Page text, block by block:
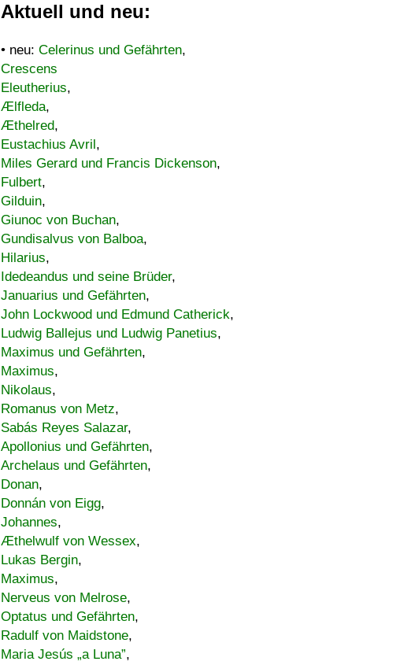
Aktuell und neu:
• neu: Celerinus und Gefährten,
Crescens
Eleutherius,
Ælfleda,
Æthelred,
Eustachius Avril,
Miles Gerard und Francis Dickenson,
Fulbert,
Gilduin,
Giunoc von Buchan,
Gundisalvus von Balboa,
Hilarius,
Idedeandus und seine Brüder,
Januarius und Gefährten,
John Lockwood und Edmund Catherick,
Ludwig Ballejus und Ludwig Panetius,
Maximus und Gefährten,
Maximus,
Nikolaus,
Romanus von Metz,
Sabás Reyes Salazar,
Apollonius und Gefährten,
Archelaus und Gefährten,
Donan,
Donnán von Eigg,
Johannes,
Æthelwulf von Wessex,
Lukas Bergin,
Maximus,
Nerveus von Melrose,
Optatus und Gefährten,
Radulf von Maidstone,
Maria Jesús „a Luna”,